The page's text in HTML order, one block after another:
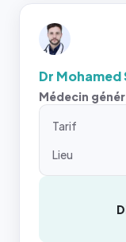
Dr Mohamed
Médecin
Tarif
Lieu